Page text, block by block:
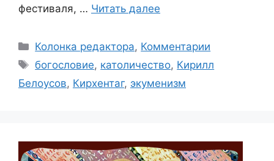
фестиваля, … Читать далее
Рубрики
Колонка редактора, Комментарии
Метки
богословие, католичество, Кирилл
Белоусов, Кирхентаг, экуменизм